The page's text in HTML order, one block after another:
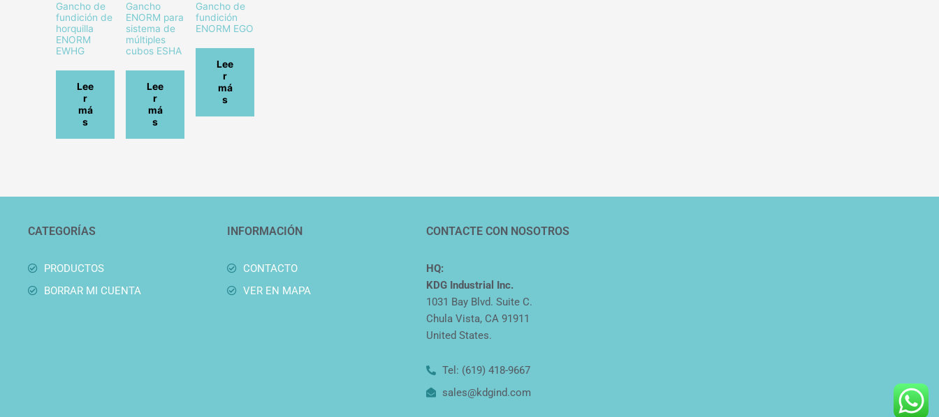
Gancho de
fundición de
horquilla
ENORM
EWHG
Lee
r
má
s
Gancho
ENORM para
sistema de
múltiples
cubos ESHA
Lee
r
má
s
Gancho de
fundición
ENORM EGO
Lee
r
má
s
CATEGORÍAS
PRODUCTOS
BORRAR MI CUENTA
INFORMACIÓN
CONTACTO
VER EN MAPA
CONTACTE CON NOSOTROS
HQ:
KDG Industrial Inc.
1031 Bay Blvd. Suite C.
Chula Vista, CA 91911
United States.
Tel: (619) 418-9667
sales@kdgind.com